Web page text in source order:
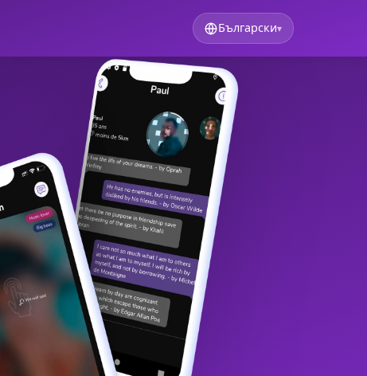
Български▾